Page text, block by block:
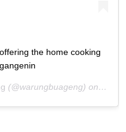
the home cooking
(@warungbuageng) on Aug